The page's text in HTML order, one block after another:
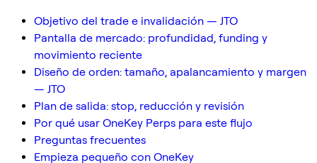
Objetivo del trade e invalidación — JTO
Pantalla de mercado: profundidad, funding y
movimiento reciente
Diseño de orden: tamaño, apalancamiento y margen
— JTO
Plan de salida: stop, reducción y revisión
Por qué usar OneKey Perps para este flujo
Preguntas frecuentes
Empieza pequeño con OneKey